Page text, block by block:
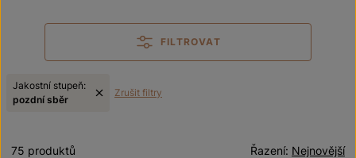
FILTROVAT
Jakostní stupeň:
pozdní sběr
Zrušit filtry
Nejnovější
Řazení:
75 produktů